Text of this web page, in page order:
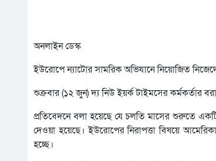
অনলাইন ডেস্ক
ইউরোপে ন্যাটোর সামরিক অভিযানে নিয়োজিত
শুক্রবার (১২ জুন) দ্য নিউ ইয়র্ক টাইমসের কর্মকর্তার
প্রতিবেদনে বলা হয়েছে যে চলতি মাসের শুরুতে
দেওয়া হয়েছে। ইউরোপের নিরাপত্তা বিষয়ে
হচ্ছে।